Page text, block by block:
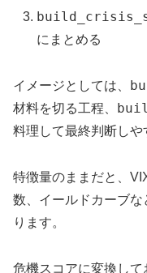
にまとめる
イメージとしては、
材料を切る工程、
料理して最終判断しや
特徴量のままだと、
数、イールドカーブ
ります。
危機スコアに変換して